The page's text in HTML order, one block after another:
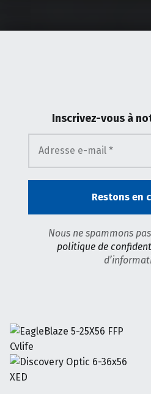
Inscrivez-vous à
Nous ne spammons
politique de